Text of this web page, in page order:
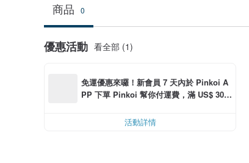
商品 0
優惠活動 看全部 (1)
免運優惠來囉！新會員 7 天內於 Pinkoi A
PP 下單 Pinkoi 幫你付運費，滿 US$ 30.0
活動詳情